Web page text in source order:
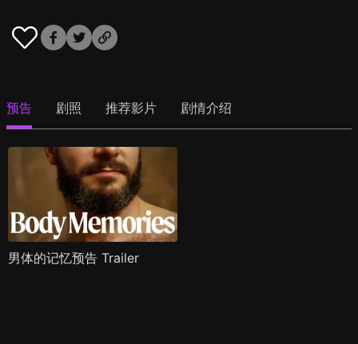
预告 剧照 推荐影片 剧情介绍
男体的记忆预告 Trailer